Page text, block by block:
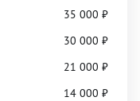
35 000 ₽
30 000 ₽
21 000 ₽
14 000 ₽